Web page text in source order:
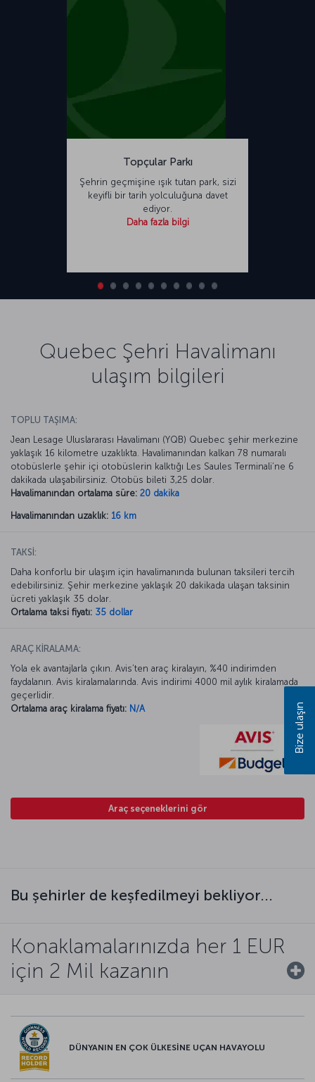
Topçular Parkı
Şehrin geçmişine ışık tutan park, sizi
keyifli bir tarih yolculuğuna davet
ediyor.
Daha fazla bilgi
Quebec Şehri Havalimanı
ulaşım bilgileri
TOPLU TAŞIMA:
Jean Lesage Uluslararası Havalimanı (YQB) Quebec şehir merkezine
yaklaşık 16 kilometre uzaklıkta. Havalimanından kalkan 78 numaralı
otobüslerle şehir içi otobüslerin kalktığı Les Saules Terminali’ne 6
dakikada ulaşabilirsiniz. Otobüs bileti 3,25 dolar.
Havalimanından ortalama süre: 20 dakika
Havalimanından uzaklık: 16 km
TAKSİ:
Daha konforlu bir ulaşım için havalimanında bulunan taksileri tercih
edebilirsiniz. Şehir merkezine yaklaşık 20 dakikada ulaşan taksinin
ücreti yaklaşık 35 dolar.
Ortalama taksi fiyatı: 35 dollar
ARAÇ KİRALAMA:
Yola ek avantajlarla çıkın. Avis’ten araç kiralayın, %40 indirimden
faydalanın. Avis kiralamalarında. Avis indirimi 4000 mil aylık kiralamada
geçerlidir.
Ortalama araç kiralama fiyatı: N/A
Araç seçeneklerini gör
Bu şehirler de keşfedilmeyi bekliyor...
Konaklamalarınızda her 1 EUR
için 2 Mil kazanın
DÜNYANIN EN ÇOK ÜLKESİNE UÇAN HAVAYOLU
Bize ulaşın